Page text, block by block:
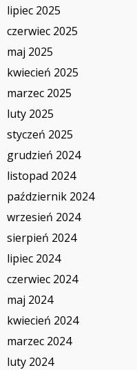
lipiec 2025
czerwiec 2025
maj 2025
kwiecień 2025
marzec 2025
luty 2025
styczeń 2025
grudzień 2024
listopad 2024
październik 2024
wrzesień 2024
sierpień 2024
lipiec 2024
czerwiec 2024
maj 2024
kwiecień 2024
marzec 2024
luty 2024